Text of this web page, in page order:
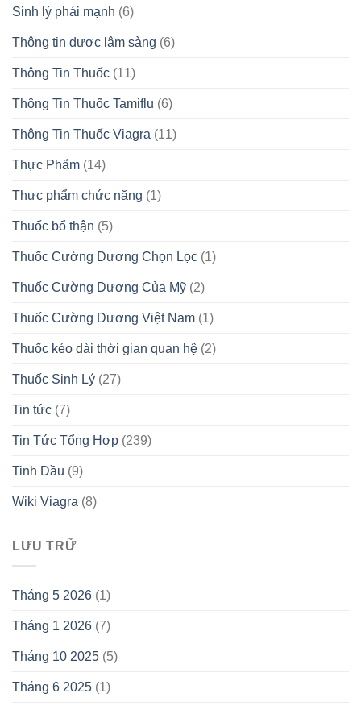
Sinh lý phái mạnh (6)
Thông tin dược lâm sàng (6)
Thông Tin Thuốc (11)
Thông Tin Thuốc Tamiflu (6)
Thông Tin Thuốc Viagra (11)
Thực Phẩm (14)
Thực phẩm chức năng (1)
Thuốc bổ thận (5)
Thuốc Cường Dương Chọn Lọc (1)
Thuốc Cường Dương Của Mỹ (2)
Thuốc Cường Dương Việt Nam (1)
Thuốc kéo dài thời gian quan hệ (2)
Thuốc Sinh Lý (27)
Tin tức (7)
Tin Tức Tổng Hợp (239)
Tinh Dầu (9)
Wiki Viagra (8)
LƯU TRỮ
Tháng 5 2026 (1)
Tháng 1 2026 (7)
Tháng 10 2025 (5)
Tháng 6 2025 (1)